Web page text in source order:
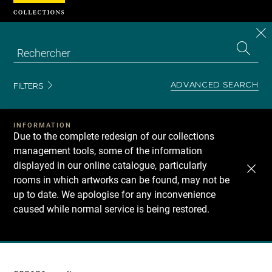
FILTERS ADVANCED SEARCH
INFORMATION
Due to the complete redesign of our collections
management tools, some of the information
displayed in our online catalogue, particularly
rooms in which artworks can be found, may not be
up to date. We apologise for any inconvenience
caused while normal service is being restored.
Recherche
Cookies management panel